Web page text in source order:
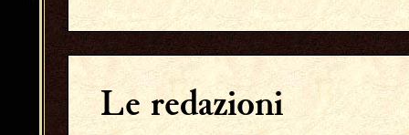
Le redazioni